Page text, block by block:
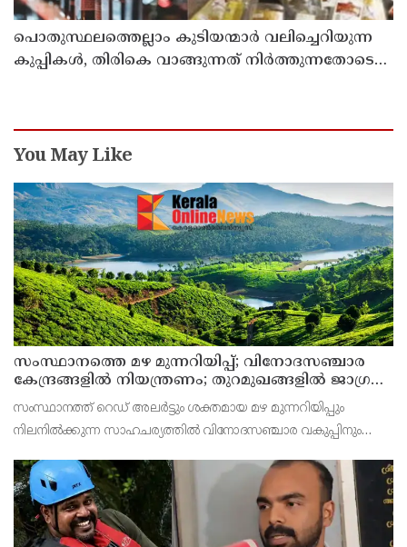
പൊതുസ്ഥലത്തെല്ലാം കുടിയന്മാര്‍ വലിച്ചെറിയുന്ന
കുപ്പികള്‍, തിരികെ വാങ്ങുന്നത് നിര്‍ത്തുന്നതോടെ
തീരുമാനമോ?
You May Like
സംസ്ഥാനത്തെ മഴ മുന്നറിയിപ്പ്; വിനോദസഞ്ചാര
കേന്ദ്രങ്ങളില്‍ നിയന്ത്രണം; തുറമുഖങ്ങളില്‍ ജാഗ്രതാ
സംസ്ഥാനത്ത് റെഡ് അലര്‍ട്ടും ശക്തമായ മഴ മുന്നറിയിപ്പും
നിലനില്‍ക്കുന്ന സാഹചര്യത്തില്‍ വിനോദസഞ്ചാര വകുപ്പിനും
നിര്‍ദേശം നല്‍കി സംസ്ഥാന ദുരന്ത